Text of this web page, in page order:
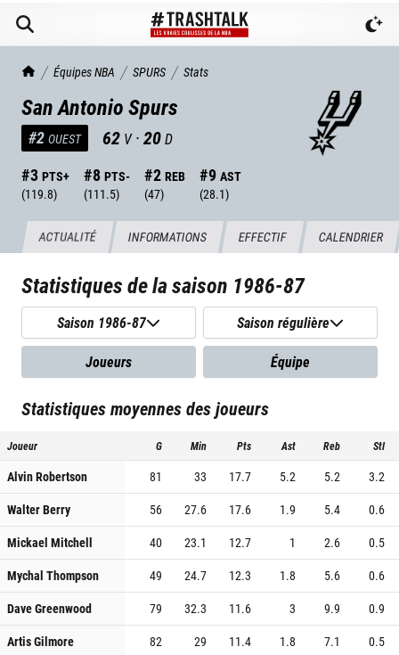
TrashTalk Actu NBA
Équipes NBA SPURS Stats
San Antonio Spurs
#2 OUEST 62 V ·20D
#3 PTS+
(119.8)
#8 PTS-
(111.5)
#2 REB
(47)
#9 AST
(28.1)
ACTUALITÉ INFORMATIONS EFFECTIF CALENDRIER
Statistiques de la saison 1986-87
Saison 1986-87 Saison régulière
Joueurs Équipe
Statistiques moyennes des joueurs
Joueur G Min Pts Ast Reb Stl
Alvin Robertson 81 33 17.7 5.2 5.2
3.2
Walter Berry
56 27.6 17.6 1.9 5.4
0.6
Mickael Mitchell
40 23.1 12.7 1 2.6
0.5
Mychal Thompson
49 24.7 12.3 1.8 5.6
0.6
Dave Greenwood
79 32.3 11.6 3 9.9
0.9
Artis Gilmore
82 29 11.4 1.8 7.1
0.5